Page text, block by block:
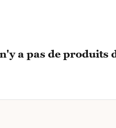
a pas de produits